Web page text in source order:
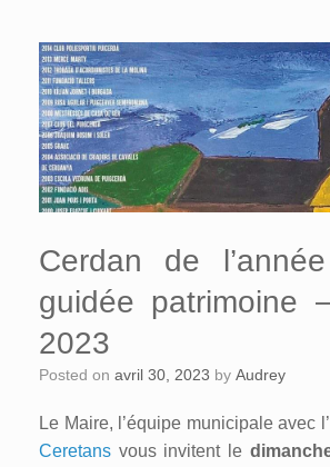
Cerdan de
guidée patrimoine
2023
Posted on avril 30, 2023 by Audrey
Le Maire, l’équipe municipale avec l’
Ceretans vous invitent le